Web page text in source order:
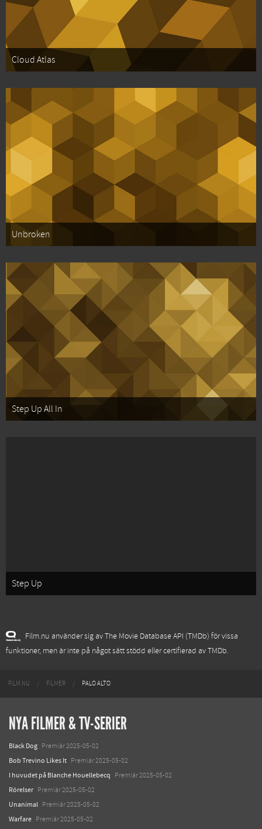
Cloud Atlas
Unbroken
Step Up All In
Step Up
Film.nu använder sig av The Movie Database API (TMDb) för vissa
funktioner, men är inte på något sätt stödd eller certifierad av TMDb.
FILM.NU FILMER PALO ALTO
NYA FILMER & TV-SERIER
Black Dog Premiär 2025-05-02
Bob Trevino Likes It Premiär 2025-05-02
I huvudet på Blanche Houellebecq Premiär 2025-05-02
Rörelser Premiär 2025-05-02
Unanimal Premiär 2025-05-02
Warfare Premiär 2025-05-02